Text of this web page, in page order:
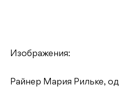
Изображения:
Райнер Мария Рильке,